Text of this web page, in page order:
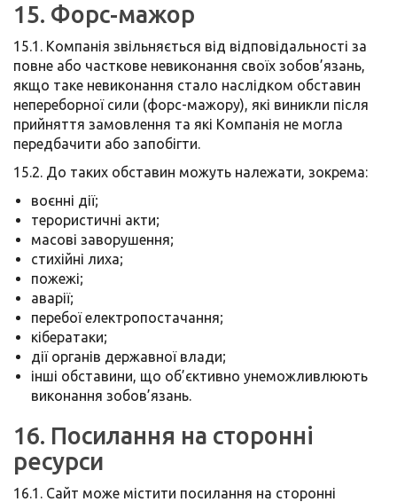
15. Форс-мажор
15.1. Компанія звільняється від відповідальності за
повне або часткове невиконання своїх зобов’язань,
якщо таке невиконання стало наслідком обставин
непереборної сили (форс-мажору), які виникли після
прийняття замовлення та які Компанія не могла
передбачити або запобігти.
15.2. До таких обставин можуть належати, зокрема:
воєнні дії;
терористичні акти;
масові заворушення;
стихійні лиха;
пожежі;
аварії;
перебої електропостачання;
кібератаки;
дії органів державної влади;
інші обставини, що об’єктивно унеможливлюють
виконання зобов’язань.
16. Посилання на сторонні
ресурси
16.1. Сайт може містити посилання на сторонні